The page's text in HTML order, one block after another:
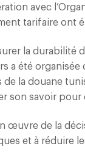
avec
tarifaire ont
la durabilité
a été organisée
de la douane
son savoir pour
œuvre de la
et à réduire